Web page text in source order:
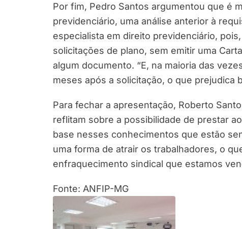
Por fim, Pedro Santos argumentou que é
previdenciário, uma análise anterior à
especialista em direito previdenciário,
solicitações de plano, sem emitir uma
algum documento. “E, na maioria das
meses após a solicitação, o que prejudica
Para fechar a apresentação, Roberto
reflitam sobre a possibilidade de prestar
base nesses conhecimentos que estão
uma forma de atrair os trabalhadores, o
enfraquecimento sindical que estamos
Fonte: ANFIP-MG